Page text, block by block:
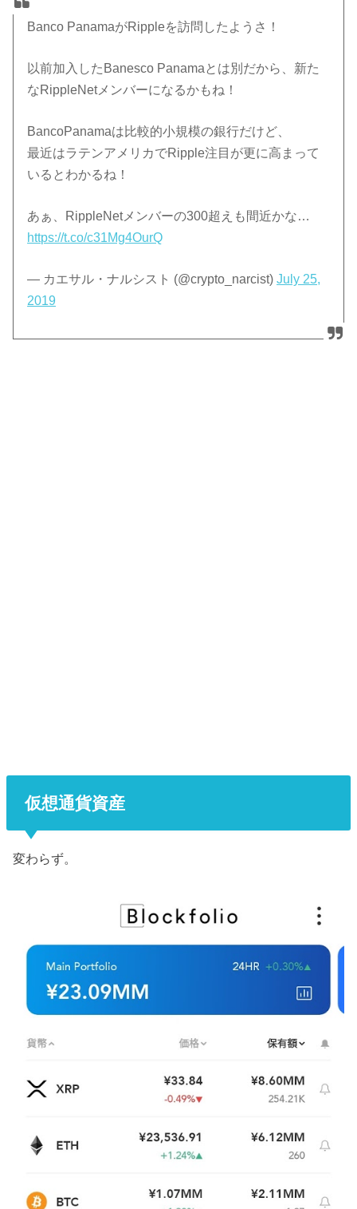
Banco PanamaがRippleを訪問したようさ！
以前加入したBanesco Panamaとは別だから、新た
なRippleNetメンバーになるかもね！
BancoPanamaは比較的小規模の銀行だけど、
最近はラテンアメリカでRipple注目が更に高まって
いるとわかるね！
あぁ、RippleNetメンバーの300超えも間近かな…
https://t.co/c31Mg4OurQ
— カエサル・ナルシスト (@crypto_narcist)July 25,
2019
仮想通貨資産
変わらず。